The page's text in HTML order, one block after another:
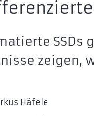
SSDs
zeigen,
Häfele